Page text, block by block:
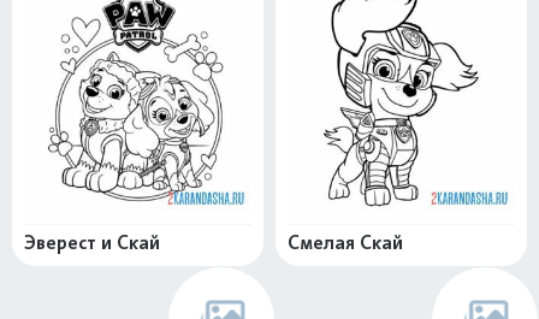
Эверест и Скай Смелая Скай